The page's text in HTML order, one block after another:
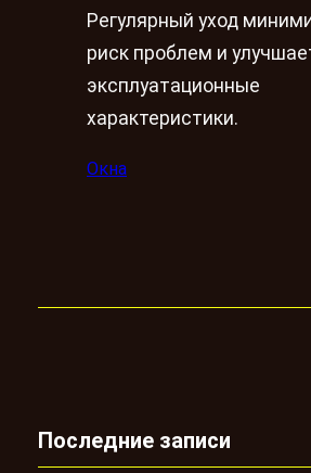
Регулярный уход
риск проблем и
эксплуатационные
характеристики.
Окна
Последние записи